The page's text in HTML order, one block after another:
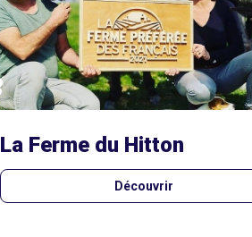
La Ferme du Hitton
Découvrir